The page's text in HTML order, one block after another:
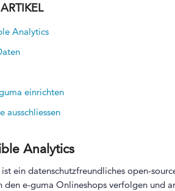
Analytics
einrichten
ausschliessen
Analytics
ein datenschutzfreundliches open-
den e-guma Onlineshops verfolgen und